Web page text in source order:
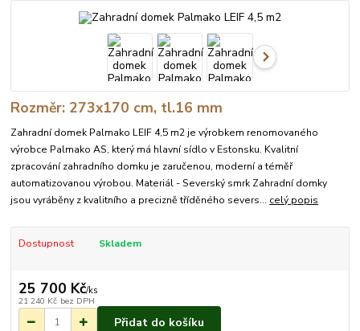
Rozměr: 273x170 cm, tl.16 mm
Zahradní domek Palmako LEIF 4,5 m2 je výrobkem renomovaného
výrobce Palmako AS, který má hlavní sídlo v Estonsku. Kvalitní
zpracování zahradního domku je zaručenou, moderní a téměř
automatizovanou výrobou. Materiál - Severský smrk Zahradní domky
jsou vyráběny z kvalitního a precizně tříděného severs... celý popis
Dostupnost Skladem
25 700 Kč/ks
21 240 Kč bez DPH
Přidat do košíku